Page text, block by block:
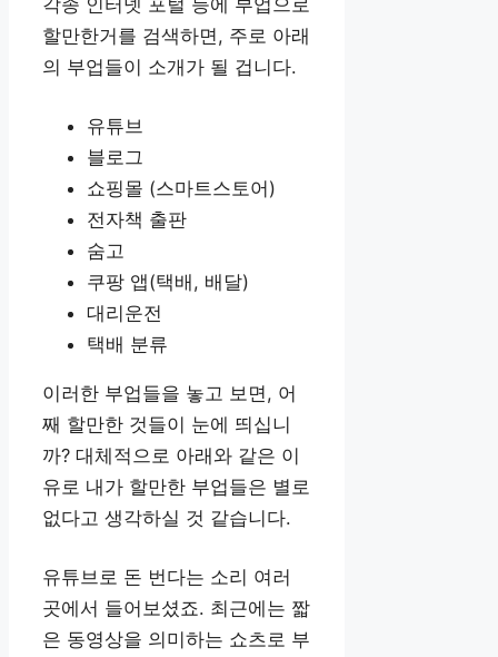
할만한거를 검색하면, 주로 아래
의 부업들이 소개가 될 겁니다.
유튜브
블로그
쇼핑몰 (스마트스토어)
전자책 출판
숨고
쿠팡 앱(택배, 배달)
대리운전
택배 분류
이러한 부업들을 놓고 보면, 어
째 할만한 것들이 눈에 띄십니
까? 대체적으로 아래와 같은 이
유로 내가 할만한 부업들은 별로
없다고 생각하실 것 같습니다.
유튜브로 돈 번다는 소리 여러
곳에서 들어보셨죠. 최근에는 짧
은 동영상을 의미하는 쇼츠로 부